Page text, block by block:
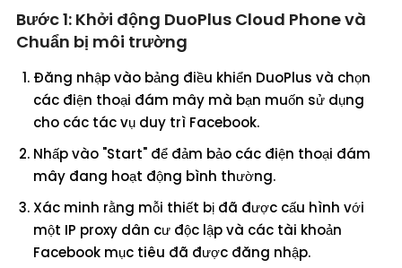
Bước 1: Khởi động DuoPlus Cloud Phone và
Chuẩn bị môi trường
Đăng nhập vào bảng điều khiển DuoPlus và chọn
các điện thoại đám mây mà bạn muốn sử dụng
cho các tác vụ duy trì Facebook.
Nhấp vào "Start" để đảm bảo các điện thoại đám
mây đang hoạt động bình thường.
Xác minh rằng mỗi thiết bị đã được cấu hình với
một IP proxy dân cư độc lập và các tài khoản
Facebook mục tiêu đã được đăng nhập.